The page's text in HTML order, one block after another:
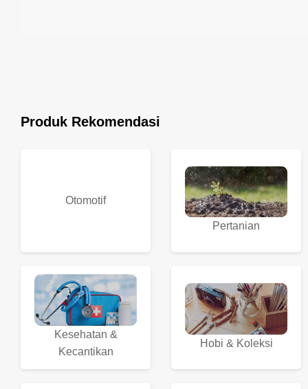
Produk Rekomendasi
Otomotif
Pertanian
Kesehatan &
Kecantikan
Hobi & Koleksi